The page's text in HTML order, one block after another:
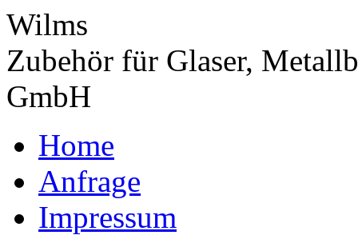
Wilms
Zubehör für Glaser,
GmbH
Home
Anfrage
Impressum